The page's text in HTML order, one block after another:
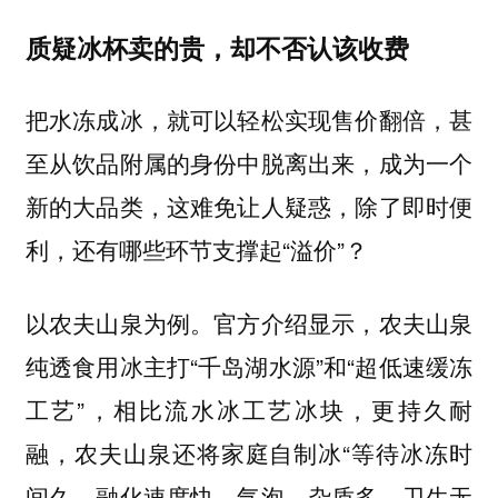
质疑冰杯卖的贵，却不否认该收费
把水冻成冰，就可以轻松实现售价翻倍，甚
至从饮品附属的身份中脱离出来，成为一个
新的大品类，这难免让人疑惑，除了即时便
利，还有哪些环节支撑起“溢价”？
以农夫山泉为例。官方介绍显示，农夫山泉
纯透食用冰主打“千岛湖水源”和“超低速缓冻
工艺”，相比流水冰工艺冰块，更持久耐
融，农夫山泉还将家庭自制冰“等待冰冻时